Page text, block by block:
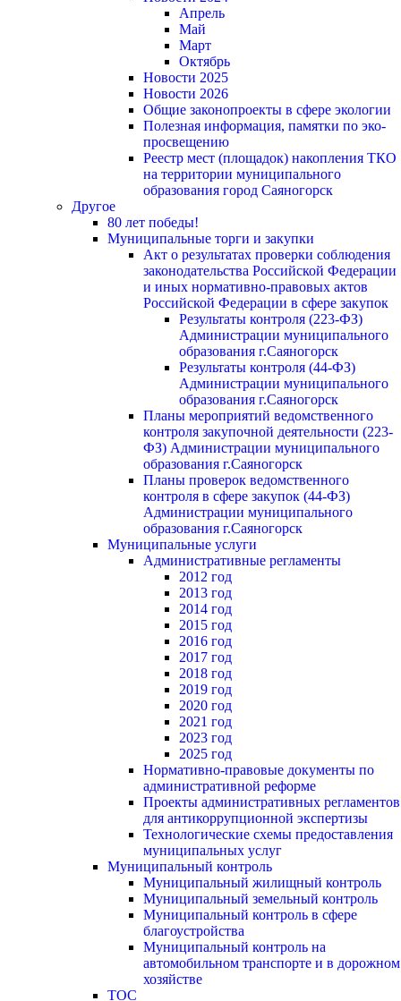
Апрель
Май
Март
Октябрь
Новости 2025
Новости 2026
Общие законопроекты в сфере экологии
Полезная информация, памятки по эко-
просвещению
Реестр мест (площадок) накопления ТКО
на территории муниципального
образования город Саяногорск
Другое
80 лет победы!
Муниципальные торги и закупки
Акт о результатах проверки соблюдения
законодательства Российской Федерации
и иных нормативно-правовых актов
Российской Федерации в сфере закупок
Результаты контроля (223-ФЗ)
Администрации муниципального
образования г.Саяногорск
Результаты контроля (44-ФЗ)
Администрации муниципального
образования г.Саяногорск
Планы мероприятий ведомственного
контроля закупочной деятельности (223-
ФЗ) Администрации муниципального
образования г.Саяногорск
Планы проверок ведомственного
контроля в сфере закупок (44-ФЗ)
Администрации муниципального
образования г.Саяногорск
Муниципальные услуги
Административные регламенты
2012 год
2013 год
2014 год
2015 год
2016 год
2017 год
2018 год
2019 год
2020 год
2021 год
2023 год
2025 год
Нормативно-правовые документы по
административной реформе
Проекты административных регламентов
для антикоррупционной экспертизы
Технологические схемы предоставления
муниципальных услуг
Муниципальный контроль
Муниципальный жилищный контроль
Муниципальный земельный контроль
Муниципальный контроль в сфере
благоустройства
Муниципальный контроль на
автомобильном транспорте и в дорожном
хозяйстве
ТОС